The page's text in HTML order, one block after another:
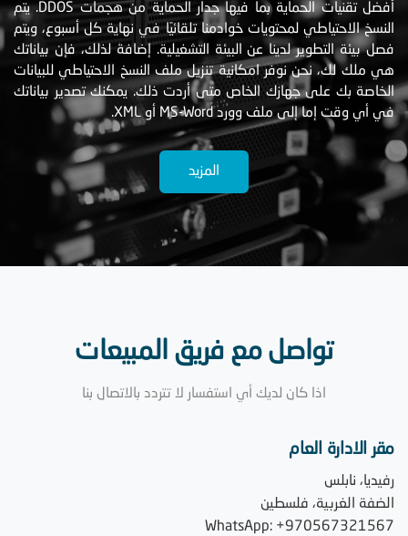
أفضل تقنيات الحماية بما فيها جدار الحماية من هجمات DDOS. يتم
النسخ الاحتياطي لمحتويات خوادمنا تلقائيًا في نهاية كل أسبوع، ويتم
فصل بيئة التطوير لدينا عن البيئة التشغيلية. إضافة لذلك، فإن بياناتك
هي ملك لك، نحن نوفر امكانية تنزيل ملف النسخ الاحتياطي للبيانات
الخاصة بك على جهازك الخاص متى أردت ذلك. يمكنك تصدير بياناتك
في أي وقت إما إلى ملف وورد MS-Word أو XML.
المزيد
تواصل مع فريق المبيعات
اذا كان لديك أي استفسار لا تتردد بالاتصال بنا
مقر الادارة العام
رفيديا، نابلس
الضفة الغربية، فلسطين
WhatsApp: +970567321567